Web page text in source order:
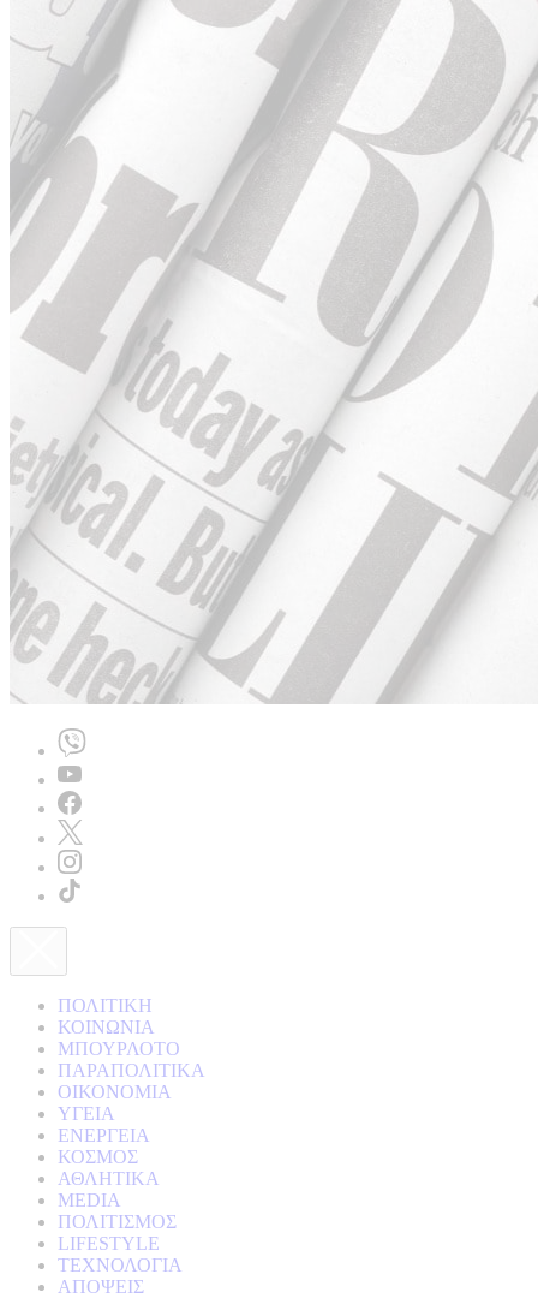
ΠΟΛΙΤΙΚΗ
ΚΟΙΝΩΝΙΑ
ΜΠΟΥΡΛΟΤΟ
ΠΑΡΑΠΟΛΙΤΙΚΑ
ΟΙΚΟΝΟΜΙΑ
ΥΓΕΙΑ
ΕΝΕΡΓΕΙΑ
ΚΟΣΜΟΣ
ΑΘΛΗΤΙΚΑ
MEDIA
ΠΟΛΙΤΙΣΜΟΣ
LIFESTYLE
ΤΕΧΝΟΛΟΓΙΑ
ΑΠΟΨΕΙΣ